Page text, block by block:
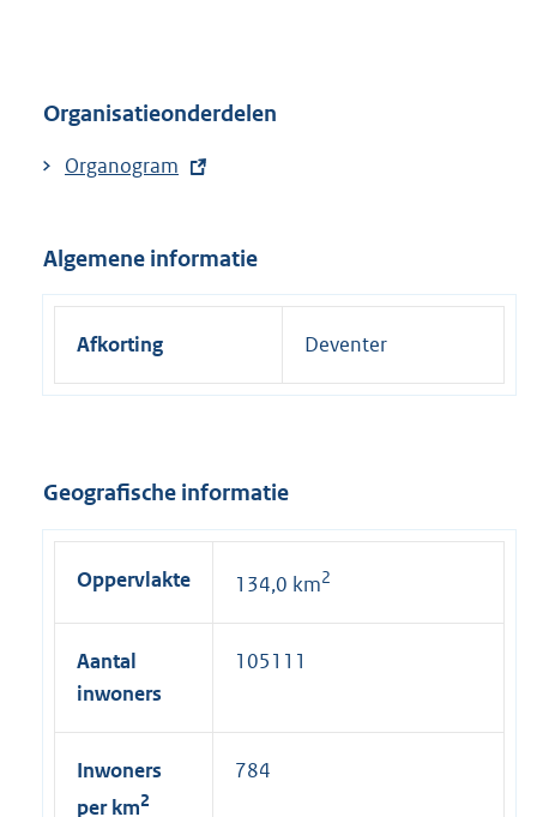
Organisatieonderdelen
E
e
r
l
k
Organogram
Algemene informatie
Afkorting Deventer
Geografische informatie
Oppervlakte 134,0 km2
Aantal
inwoners
105111
Inwoners
per km2
784